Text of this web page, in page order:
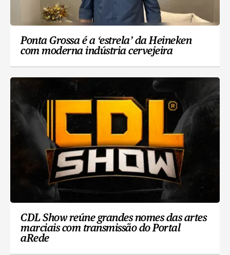
Ponta Grossa é a ‘estrela’ da Heineken
com moderna indústria cervejeira
CDL Show reúne grandes nomes das artes
marciais com transmissão do Portal
aRede